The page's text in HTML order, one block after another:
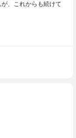
、これからも続けて